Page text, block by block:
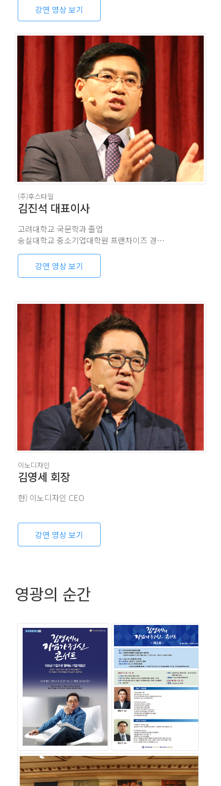
강연 영상 보기
(주)후스타일
김진석 대표이사
고려대학교 국문학과 졸업
숭실대학교 중소기업대학원 프랜차이즈 경영학과 졸업(경영학 석사)
강연 영상 보기
이노디자인
김영세 회장
현) 이노디자인 CEO
강연 영상 보기
영광의 순간